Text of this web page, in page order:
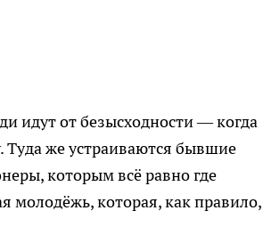
идут от безысходности — когда
же устраиваются бывшие
которым всё равно где
молодёжь, которая, как правило,